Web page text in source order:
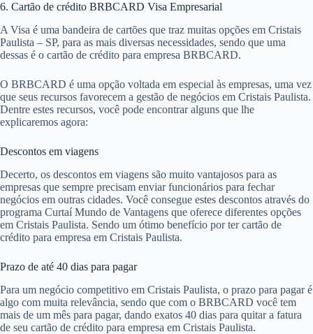
6. Cartão de crédito BRBCARD Visa Empresarial
A Visa é uma bandeira de cartões que traz muitas opções em Cristais
Paulista – SP, para as mais diversas necessidades, sendo que uma
dessas é o cartão de crédito para empresa BRBCARD.
O BRBCARD é uma opção voltada em especial às empresas, uma vez
que seus recursos favorecem a gestão de negócios em Cristais Paulista.
Dentre estes recursos, você pode encontrar alguns que lhe
explicaremos agora:
Descontos em viagens
Decerto, os descontos em viagens são muito vantajosos para as
empresas que sempre precisam enviar funcionários para fechar
negócios em outras cidades. Você consegue estes descontos através do
programa Curtaí Mundo de Vantagens que oferece diferentes opções
em Cristais Paulista. Sendo um ótimo benefício por ter cartão de
crédito para empresa em Cristais Paulista.
Prazo de até 40 dias para pagar
Para um negócio competitivo em Cristais Paulista, o prazo para pagar é
algo com muita relevância, sendo que com o BRBCARD você tem
mais de um mês para pagar, dando exatos 40 dias para quitar a fatura
de seu cartão de crédito para empresa em Cristais Paulista.